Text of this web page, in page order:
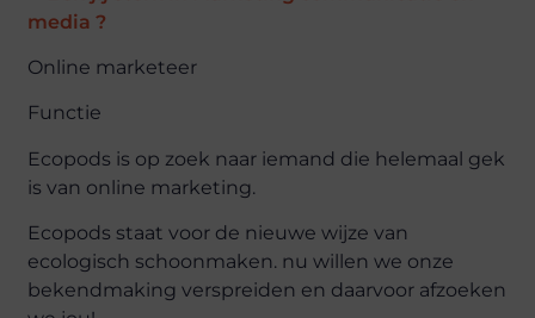
Online marketeer
Functie
Ecopods is op zoek naar iemand die helemaal gek
is van online marketing.
Ecopods staat voor de nieuwe wijze van
ecologisch schoonmaken. nu willen we onze
bekendmaking verspreiden en daarvoor afzoeken